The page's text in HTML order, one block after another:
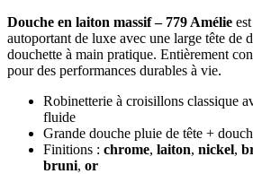
Douche en laiton massif – 779 Amélie
autoportant de luxe avec une large tête de
douchette à main pratique. Entièrement
pour des performances durables à vie.
Robinetterie à croisillons classique
fluide
Grande douche pluie de tête +
Finitions : chrome, laiton, nickel,
bruni, or